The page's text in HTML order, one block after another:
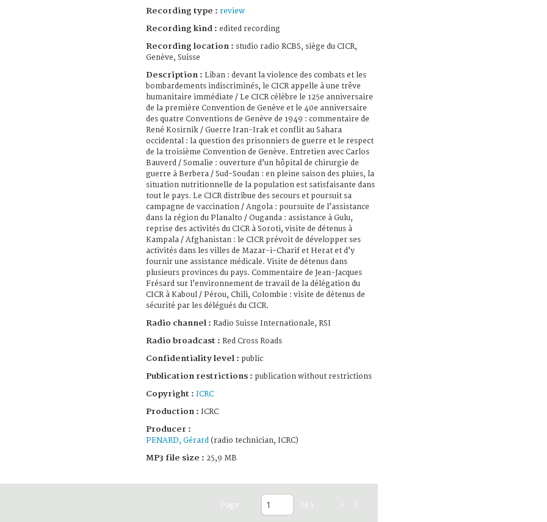
Recording type : review
Recording kind : edited recording
Recording location : studio radio RCBS, siège du CICR,
Genève, Suisse
Description : Liban : devant la violence des combats et les
bombardements indiscriminés, le CICR appelle à une trêve
humanitaire immédiate / Le CICR célèbre le 125e anniversaire
de la première Convention de Genève et le 40e anniversaire
des quatre Conventions de Genève de 1949 : commentaire de
René Kosirnik / Guerre Iran-Irak et conflit au Sahara
occidental : la question des prisonniers de guerre et le respect
de la troisième Convention de Genève. Entretien avec Carlos
Bauverd / Somalie : ouverture d’un hôpital de chirurgie de
guerre à Berbera / Sud-Soudan : en pleine saison des pluies, la
situation nutritionnelle de la population est satisfaisante dans
tout le pays. Le CICR distribue des secours et poursuit sa
campagne de vaccination / Angola : poursuite de l’assistance
dans la région du Planalto / Ouganda : assistance à Gulu,
reprise des activités du CICR à Soroti, visite de détenus à
Kampala / Afghanistan : le CICR prévoit de développer ses
activités dans les villes de Mazar-i-Charif et Herat et d’y
fournir une assistance médicale. Visite de détenus dans
plusieurs provinces du pays. Commentaire de Jean-Jacques
Frésard sur l’environnement de travail de la délégation du
CICR à Kaboul / Pérou, Chili, Colombie : visite de détenus de
sécurité par les délégués du CICR.
Radio channel : Radio Suisse Internationale, RSI
Radio broadcast : Red Cross Roads
Confidentiality level : public
Publication restrictions : publication without restrictions
Copyright : ICRC
Production : ICRC
Producer :
PENARD, Gérard (radio technician, ICRC)
MP3 file size : 25,9 MB
Page of 1 < >